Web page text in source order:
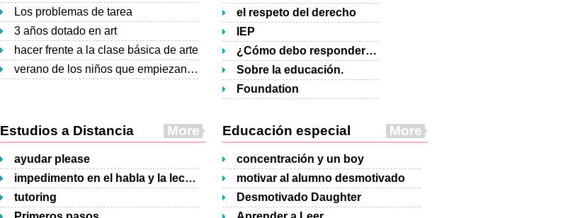
Los problemas de tarea
3 años dotado en art
hacer frente a la clase básica de arte
verano de los niños que empiezanPregunta early
el respeto del derecho
IEP
¿Cómo debo responder?Pregunta
Sobre la educación.
Foundation
Estudios a Distancia More
ayudar please
impedimento en el habla y la lectura
tutoring
Educación especial More
concentración y un boy
motivar al alumno desmotivado
Desmotivado Daughter